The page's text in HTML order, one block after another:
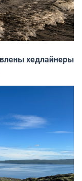
хедлайнеры